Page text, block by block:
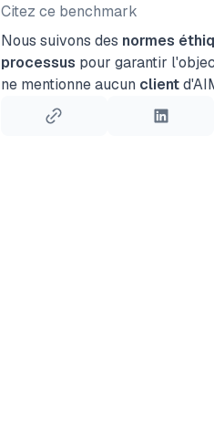
Citez ce benchmark
Nous suivons des normes
processus pour garantir
ne mentionne aucun client